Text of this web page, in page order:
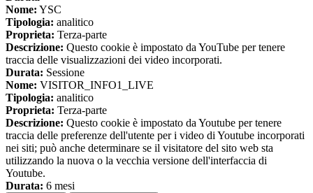
Nome: YSC
Tipologia: analitico
Proprieta: Terza-parte
Descrizione: Questo cookie è impostato da YouTube per tenere
traccia delle visualizzazioni dei video incorporati.
Durata: Sessione
Nome: VISITOR_INFO1_LIVE
Tipologia: analitico
Proprieta: Terza-parte
Descrizione: Questo cookie è impostato da Youtube per tenere
traccia delle preferenze dell'utente per i video di Youtube incorporati
nei siti; può anche determinare se il visitatore del sito web sta
utilizzando la nuova o la vecchia versione dell'interfaccia di
Youtube.
Durata: 6 mesi